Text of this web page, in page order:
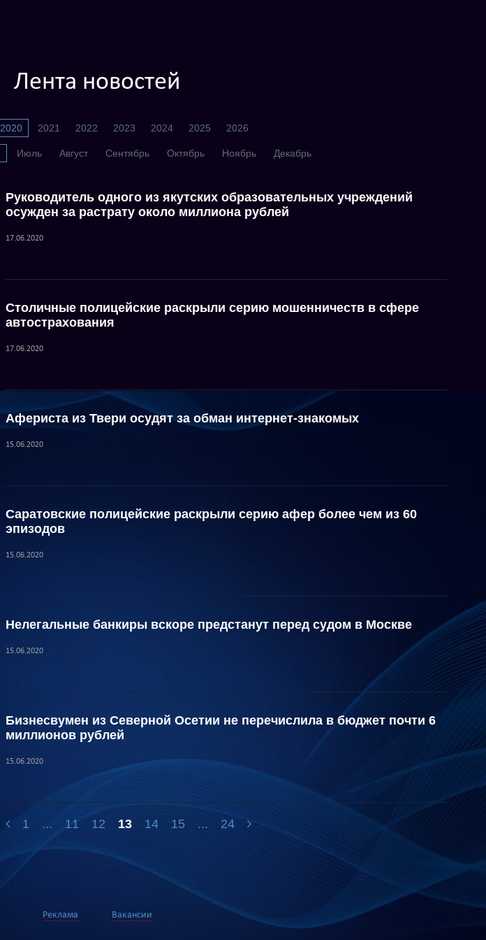
Лента новостей
2020 2021 2022 2023 2024 2025 2026
Июль Август Сентябрь Октябрь Ноябрь Декабрь
Руководитель одного из якутских образовательных учреждений
осужден за растрату около миллиона рублей
17.06.2020
Столичные полицейские раскрыли серию мошенничеств в сфере
автострахования
17.06.2020
Афериста из Твери осудят за обман интернет-знакомых
15.06.2020
Саратовские полицейские раскрыли серию афер более чем из 60
эпизодов
15.06.2020
Нелегальные банкиры вскоре предстанут перед судом в Москве
15.06.2020
Бизнесвумен из Северной Осетии не перечислила в бюджет почти 6
миллионов рублей
15.06.2020
1 ... 11 12 13 14 15 ... 24
Реклама Вакансии